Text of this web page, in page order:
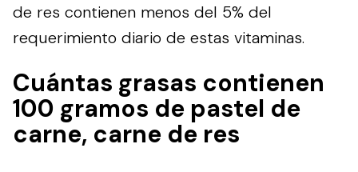
de res contienen menos del 5% del
requerimiento diario de estas vitaminas.
Cuántas grasas contienen
100 gramos de pastel de
carne, carne de res